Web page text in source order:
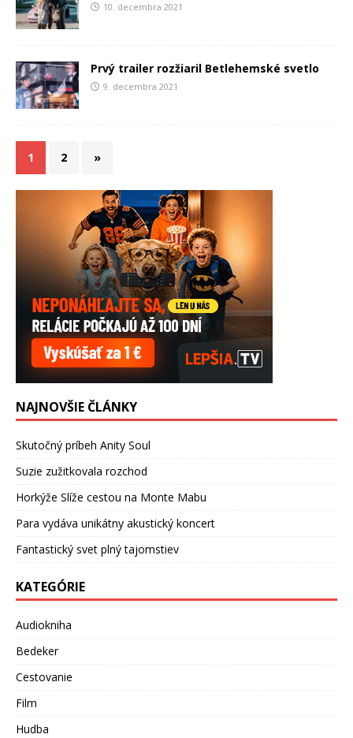
10. decembra 2021
Prvý trailer rozžiaril Betlehemské svetlo
9. decembra 2021
1 2 »
NAJNOVŠIE ČLÁNKY
Skutočný príbeh Anity Soul
Suzie zužitkovala rozchod
Horkýže Slíže cestou na Monte Mabu
Para vydáva unikátny akustický koncert
Fantastický svet plný tajomstiev
KATEGÓRIE
Audiokniha
Bedeker
Cestovanie
Film
Hudba